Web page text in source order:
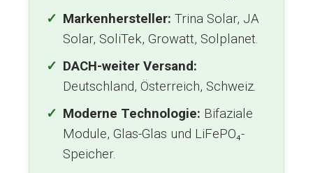
Markenhersteller: Trina Solar, JA
Solar, SoliTek, Growatt, Solplanet.
DACH-weiter Versand:
Deutschland, Österreich, Schweiz.
Moderne Technologie: Bifaziale
Module, Glas-Glas und LiFePO₄-
Speicher.